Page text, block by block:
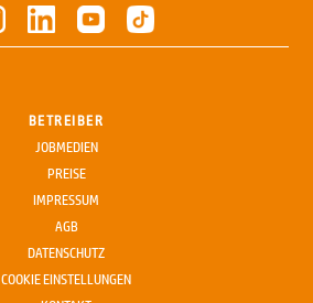
BETREIBER
JOBMEDIEN
PREISE
IMPRESSUM
AGB
DATENSCHUTZ
COOKIE EINSTELLUNGEN